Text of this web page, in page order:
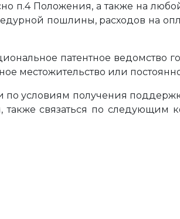
п.4 Положения, а также на
пошлины, расходов на
патентное ведомство
местожительство или
условиям получения
связаться по следующим